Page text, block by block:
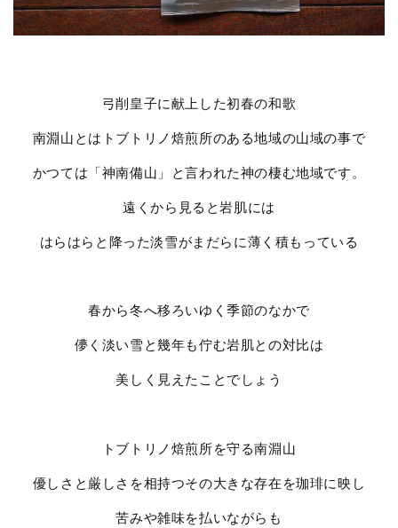
弓削皇子に献上した初春の和歌
南淵山とはトブトリノ焙煎所のある地域の山域の事で
かつては「神南備山」と言われた神の棲む地域です。
遠くから見ると岩肌には
はらはらと降った淡雪がまだらに薄く積もっている
春から冬へ移ろいゆく季節のなかで
儚く淡い雪と幾年も佇む岩肌との対比は
美しく見えたことでしょう
トブトリノ焙煎所を守る南淵山
優しさと厳しさを相持つその大きな存在を珈琲に映し
苦みや雑味を払いながらも